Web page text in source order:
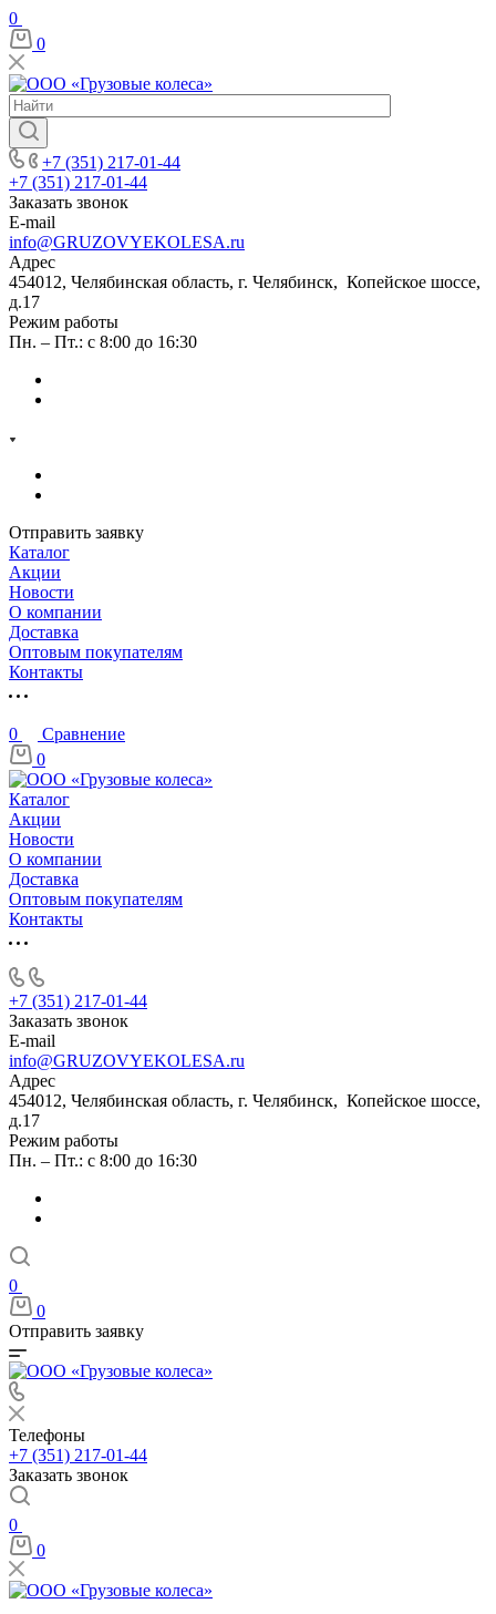
0
0
+7 (351) 217-01-44
+7 (351) 217-01-44
Заказать звонок
E-mail
info@GRUZOVYEKOLESA.ru
Адрес
454012, Челябинская область, г. Челябинск, Копейское шоссе,
д.17
Режим работы
Пн. – Пт.: с 8:00 до 16:30
Отправить заявку
Каталог
Акции
Новости
О компании
Доставка
Оптовым покупателям
Контакты
0
Сравнение
0
Каталог
Акции
Новости
О компании
Доставка
Оптовым покупателям
Контакты
+7 (351) 217-01-44
Заказать звонок
E-mail
info@GRUZOVYEKOLESA.ru
Адрес
454012, Челябинская область, г. Челябинск, Копейское шоссе,
д.17
Режим работы
Пн. – Пт.: с 8:00 до 16:30
0
0
Отправить заявку
Телефоны
+7 (351) 217-01-44
Заказать звонок
0
0